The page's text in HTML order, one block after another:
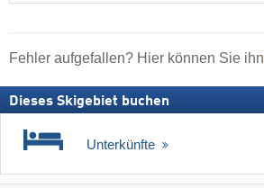
Fehler aufgefallen? Hier können Sie ihn
Dieses Skigebiet buchen
Unterkünfte